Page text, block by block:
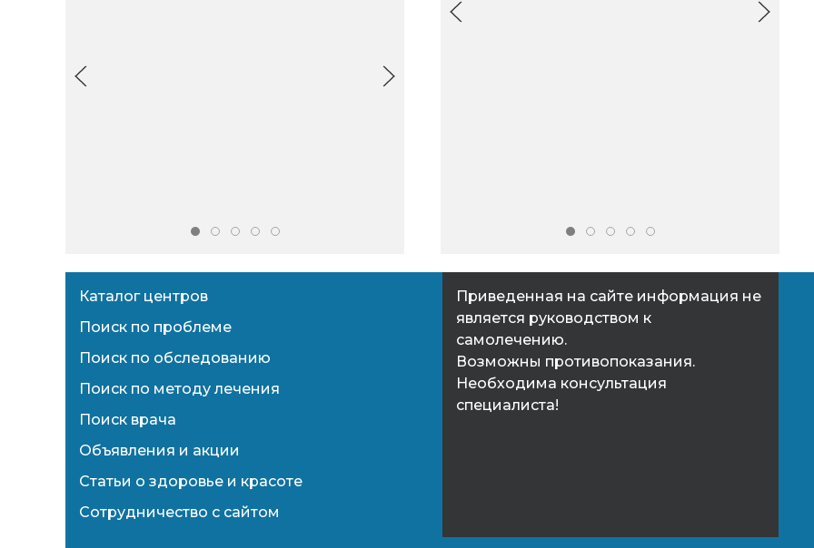
Каталог центров
Поиск по проблеме
Поиск по обследованию
Поиск по методу лечения
Поиск врача
Объявления и акции
Статьи о здоровье и красоте
Сотрудничество с сайтом
Приведенная на сайте информация не
является руководством к
самолечению.
Возможны противопоказания.
Необходима консультация
специалиста!